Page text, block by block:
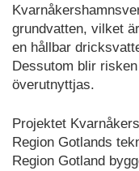
grundvatten, vilket
en hållbar
Dessutom blir
överutnyttjas.
Projektet
Region Gotlands
Region Gotland